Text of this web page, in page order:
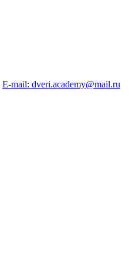
E-mail: dveri.academy@mail.ru